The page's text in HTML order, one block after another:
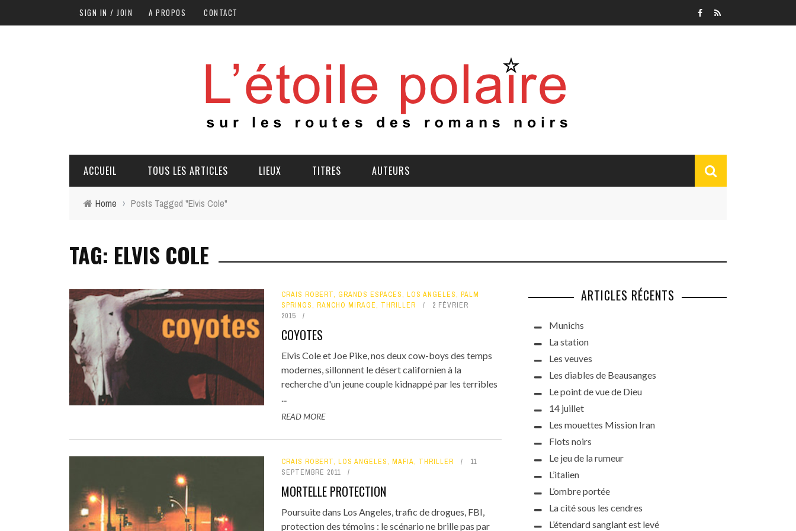
SIGN IN / JOIN A PROPOS CONTACT
ACCUEIL TOUS LES ARTICLES LIEUX TITRES AUTEURS
Home › Posts Tagged "Elvis Cole"
TAG: ELVIS COLE
CRAIS ROBERT, GRANDS ESPACES, LOS ANGELES, PALM
SPRINGS, RANCHO MIRAGE, THRILLER
2 FÉVRIER
2015
COYOTES
Elvis Cole et Joe Pike, nos deux cow-boys des temps
modernes, sillonnent le désert californien à la
recherche d'un jeune couple kidnappé par les terribles
...
READ MORE
CRAIS ROBERT, LOS ANGELES, MAFIA, THRILLER
11
SEPTEMBRE 2011
MORTELLE PROTECTION
Poursuite dans Los Angeles, trafic de drogues, FBI,
protection des témoins : le scénario ne brille pas par
ARTICLES RÉCENTS
Munichs
La station
Les veuves
Les diables de Beausanges
Le point de vue de Dieu
14 juillet
Les mouettes Mission Iran
Flots noirs
Le jeu de la rumeur
L’italien
L’ombre portée
La cité sous les cendres
L’étendard sanglant est levé